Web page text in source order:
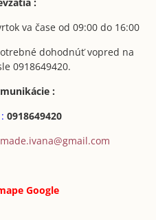
va čase od 09:00 do 16:00
dohodnúť vopred na
0918649420.
:
0918649420
Google